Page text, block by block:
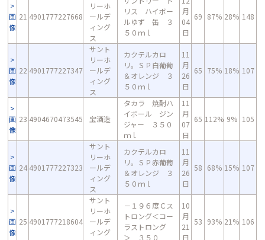
画
像
21 4901777227668
リーホ
ールデ
ィング
ス
リス ハイボー
ルゆず 缶 ３
５０ｍｌ
月
04
日
69 87% 28% 148
画
像
22 4901777227347
サント
リーホ
ールデ
ィング
ス
カクテルカロ
リ。ＳＰ白葡萄
＆オレンジ ３
５０ｍｌ
11
月
26
日
65 75% 18% 107
画
像
23 4904670473545 宝酒造
タカラ 焼酎ハ
イボール ジン
ジャー ３５０
ｍｌ
11
月
07
日
65 112% 9% 105
画
像
24 4901777227323
サント
リーホ
ールデ
ィング
ス
カクテルカロ
リ。ＳＰ赤葡萄
＆オレンジ ３
５０ｍｌ
11
月
26
日
58 68% 15% 107
画
像
25 4901777218604
サント
リーホ
ールデ
ィング
－１９６度Ｃス
トロング＜コー
ラストロング
＞ ３５０
10
月
21
日
53 93% 21% 106